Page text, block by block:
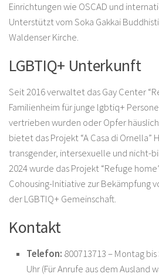
Einrichtungen wie OSCAD und
Unterstützt vom Soka Gakkai
Waldenser Kirche.
LGBTIQ+ Unterkunft
Seit 2016 verwaltet das Gay Center
Familienheim für junge lgbtiq+
vertrieben wurden oder Opfer
bietet das Projekt “A Casa di Ornella”
transgender, intersexuelle und nicht-
2024 wurde das Projekt “Refuge
Cohousing-Initiative zur Bekämpfung
der LGBTIQ+ Gemeinschaft.
Kontakt
Telefon: 800713713 – Montag
Uhr (Für Anrufe aus dem Ausland